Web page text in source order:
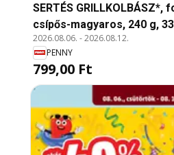
SERTÉS
csípős-magyaros, 240 g,
2026.08.06. -2026.08.12.
PENNY
799,00 Ft